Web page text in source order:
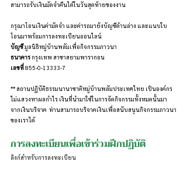
สามารถรับเงินมัดจำคืนได้ในวันสุดท้ายของงาน
กรุณาโอนเงินค่ามัดจำ และค่ารถมายังบัญชีด้านล่าง และแนบใบ
โอนมาพร้อมการลงทะเบียนออนไลน์
บัญชี มูลนิธิหมู่บ้านพลัมเพื่อกิจกรรมภาวนา
ธนาคาร กรุงเทพ สาขาสยามพารากอน
เลขที่ 855-0-13333-7
** สถานปฏิบัติธรรมนานาชาติหมู่บ้านพลัมประเทศไทย เป็นองค์กร
ไม่แสวงหาผลกำไร เงินที่นำมาใช้ในการจัดกิจกรรมทั้งหมดนั้นมา
จากเงินบริจาค  ท่านสามารถบริจาคเงินเพื่อสนับสนุนกิจกรรมภาวนา
ของเราได้
การลงทะเบียนเพื่อเข้าร่วมฝึกปฏิบัติ
ลิงก์สำหรับการลงทะเบียน